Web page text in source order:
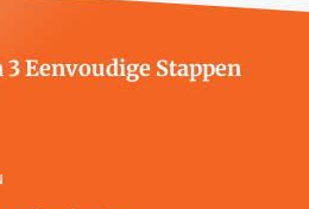
Eenvoudige Stappen